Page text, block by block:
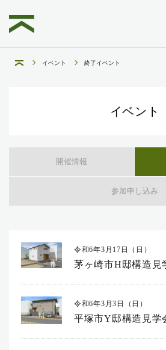
イベント 終了イベント
イベント
開催情報
参加申し込み
令和6年3月17日（日）
茅ヶ崎市H邸構造見
令和6年3月3日（日）
平塚市Y邸構造見学